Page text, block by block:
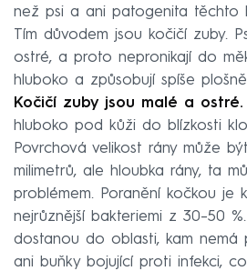
než psi a ani patogenita těchto
Tím důvodem jsou kočičí zuby.
ostré, a proto nepronikají do
hluboko a způsobují spíše
Kočičí zuby jsou malé a ostré.
hluboko pod kůži do blízkosti
Povrchová velikost rány může
milimetrů, ale hloubka rány, ta
problémem. Poranění kočkou je
nejrůznější bakteriemi z 30–50
dostanou do oblasti, kam nemá
ani buňky bojující proti infekci,